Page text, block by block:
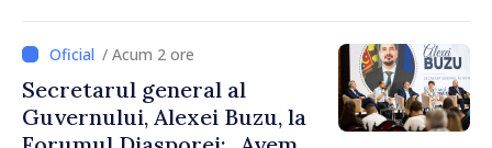
despre parcursul european
al Republicii Moldova.
/ Acum 2 ore
Secretarul general al
Guvernului, Alexei Buzu, la